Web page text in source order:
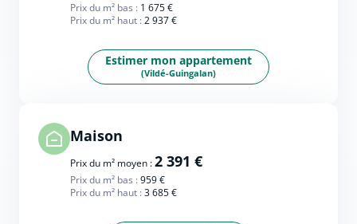
Prix du m² bas : 1 675 €
Prix du m² haut :2 937 €
Estimer mon appartement
(Vildé-Guingalan)
Maison
Prix du m² moyen :2 391 €
Prix du m² bas :959 €
Prix du m² haut :3 685 €